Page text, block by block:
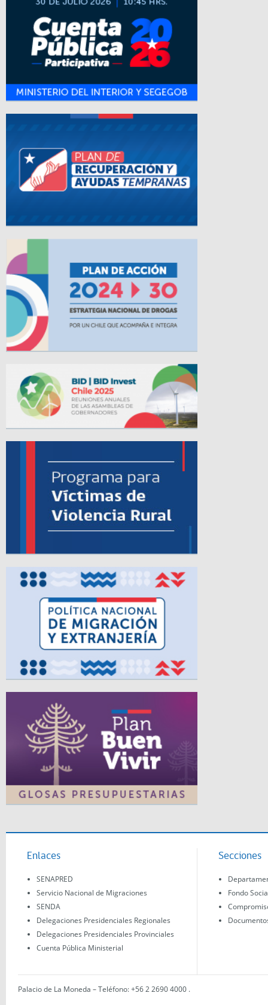
Enlaces
SENAPRED
Servicio Nacional de Migraciones
SENDA
Delegaciones Presidenciales Regionales
Delegaciones Presidenciales Provinciales
Cuenta Pública Ministerial
Secciones
Fondo
Palacio de La Moneda – Teléfono: +56 2 2690 4000 .